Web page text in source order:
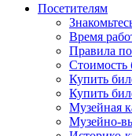
Посетителям
Время
Правила
Стоимость
Купить
Купить
Музейная
Музейно-